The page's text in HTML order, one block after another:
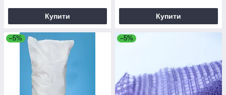
Купити Купити
–5% –5%